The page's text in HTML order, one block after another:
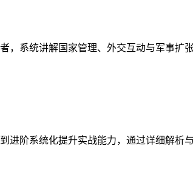
系统讲解国家管理、外交互动与军事扩
阶系统化提升实战能力，通过详细解析